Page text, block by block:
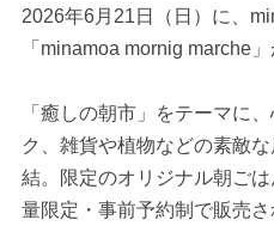
2026年6月21日（日）に、
「minamoa mornig marche
「癒しの朝市」をテーマに
ク、雑貨や植物などの素敵
結。限定のオリジナル朝ご
量限定・事前予約制で販売さ